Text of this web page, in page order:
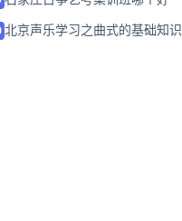
北京声乐学习之曲式的基础知识